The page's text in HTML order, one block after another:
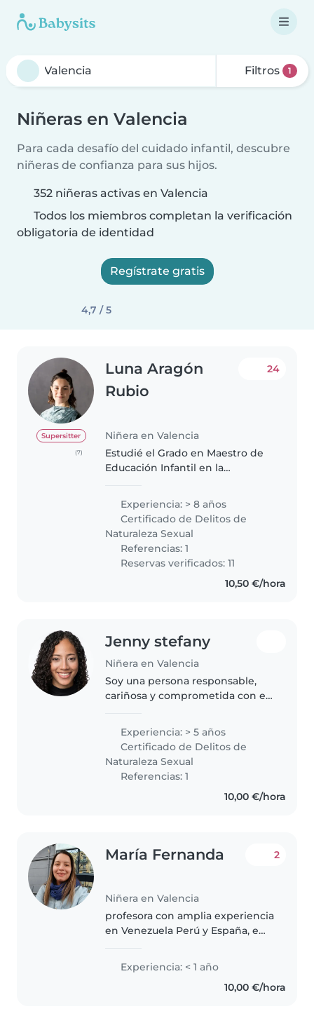
Filtros 1
Niñeras en Valencia
Para cada desafío del cuidado infantil, descubre
niñeras de confianza para sus hijos.
352 niñeras activas en Valencia
Todos los miembros completan la verificación
obligatoria de identidad
Regístrate gratis
4,7 / 5
Supersitter
(7)
Luna Aragón
Rubio
Niñera en Valencia
24
Estudié el Grado en Maestro de
Educación Infantil en la
Contemporánea en la Escuela
Profesional de Danza de Castilla
y León "Ana Laguna". Además,
cuento..
Experiencia: > 8 años
Certificado de Delitos de
Naturaleza Sexual
Referencias: 1
Reservas verificados: 11
10,50 €/hora
Jenny stefany
Niñera en Valencia
Soy una persona responsable,
cariñosa y comprometida con el
niños desde hace varios años, lo
que me ha permitido
desarrollar..
Experiencia: > 5 años
Certificado de Delitos de
Naturaleza Sexual
Referencias: 1
10,00 €/hora
María Fernanda
Niñera en Valencia
2
profesora con amplia experiencia
en Venezuela Perú y España, e
también en hogares de familia,
tengo referencias de familias
americanas y francesas..
Experiencia: < 1 año
10,00 €/hora